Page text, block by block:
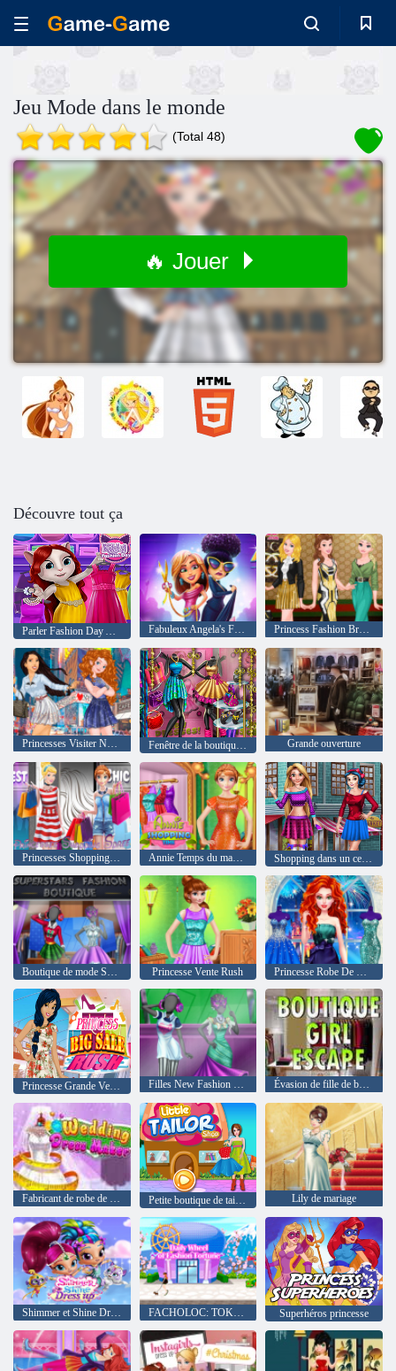
Jeu Mode dans le monde
(Total 48)
🔥 Jouer
Découvre tout ça
Parler Fashion Day Angela Fabuleux Angela's Fashion Fever Princess Fashion Brands Favoris
Princesses Visiter New York Grande ouverture
Princesses Shopping Spree Annie Temps du magasinage Shopping dans un centre commercial pour filles
Boutique de mode Super Stars Princesse Vente Rush Princesse Robe De Bal Collection
Filles New Fashion Boutique Évasion de fille de boutique
Fabricant de robe de mariée Petite boutique de tailleur Lily de mariage
Shimmer et Shine Dress up FACHOLOC: TOKYO Superhéros princesse